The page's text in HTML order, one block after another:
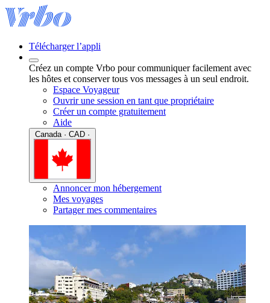
Télécharger l’appli
Créez un compte Vrbo pour communiquer facilement avec
les hôtes et conserver tous vos messages à un seul endroit.
Espace Voyageur
Ouvrir une session en tant que propriétaire
Créer un compte gratuitement
Aide
Annoncer mon hébergement
Mes voyages
Partager mes commentaires